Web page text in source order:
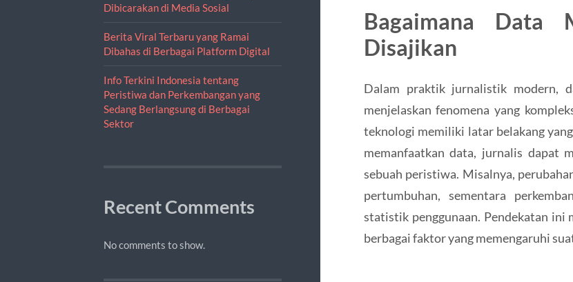
Dibicarakan di Media Sosial
Berita Viral Terbaru yang Ramai
Dibahas di Berbagai Platform Digital
Info Terkini Indonesia tentang
Peristiwa dan Perkembangan yang
Sedang Berlangsung di Berbagai
Sektor
Recent Comments
No comments to show.
Bagaimana Data
Disajikan
Dalam praktik jurnalistik modern,
menjelaskan fenomena yang
teknologi memiliki latar belakang
memanfaatkan data, jurnalis dapat
sebuah peristiwa. Misalnya,
pertumbuhan, sementara
statistik penggunaan. Pendekatan ini
berbagai faktor yang memengaruhi